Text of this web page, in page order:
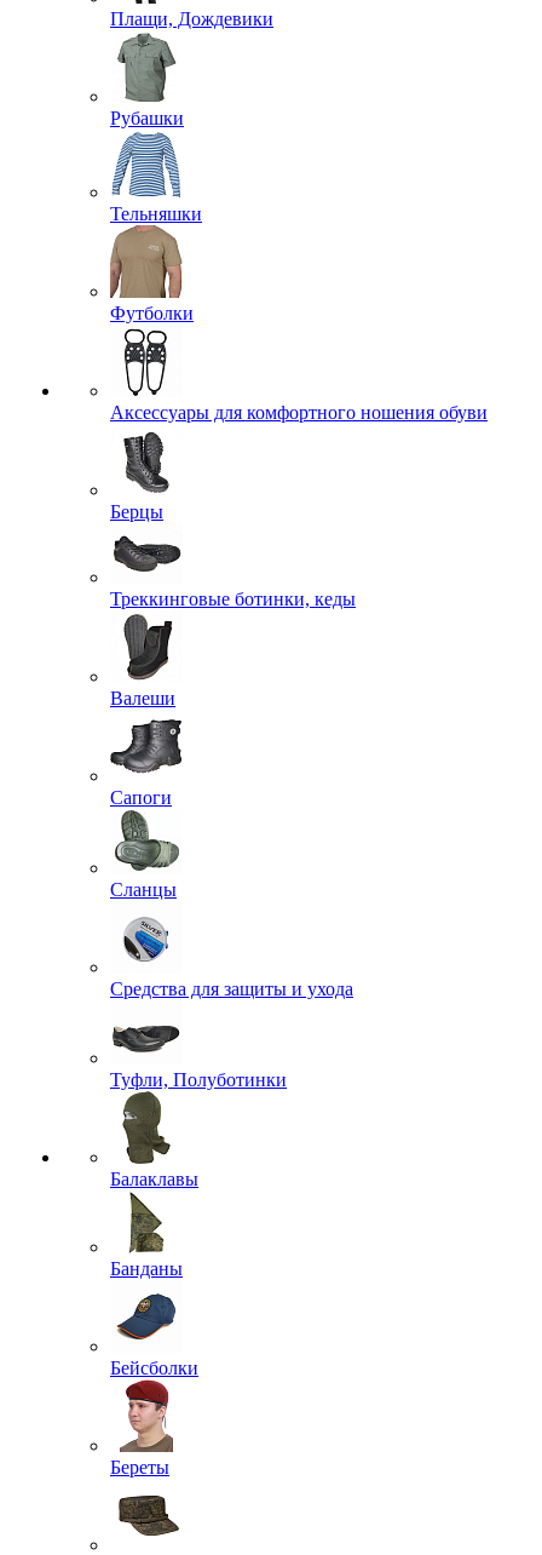
Плащи, Дождевики
Рубашки
Тельняшки
Футболки
Аксессуары для комфортного ношения обуви
Берцы
Треккинговые ботинки, кеды
Валеши
Сапоги
Сланцы
Средства для защиты и ухода
Туфли, Полуботинки
Балаклавы
Банданы
Бейсболки
Береты